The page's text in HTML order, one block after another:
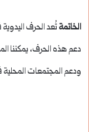
الخاتمةتُعد الحرف
دعم هذه الحرف، يمكننا
ودعم المجتمعات